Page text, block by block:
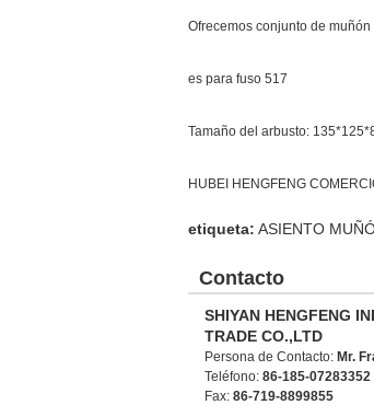
Ofrecemos conjunto de
es para fuso 517
Tamaño del arbusto:
HUBEI HENGFENG
etiqueta: ASIENTO
Contacto
SHIYAN HENGFENG
TRADE CO.,LTD
Persona de Contacto: Mr.
Teléfono: 86-185-07283352
Fax: 86-719-8899855